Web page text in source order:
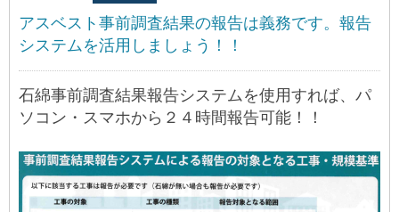
アスベスト事前調査結果の報告は義務です。報告
システムを活用しましょう！！
石綿事前調査結果報告システムを使用すれば、パ
ソコン・スマホから２４時間報告可能！！